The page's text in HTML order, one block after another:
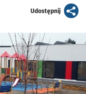
Udostępnijartykuł